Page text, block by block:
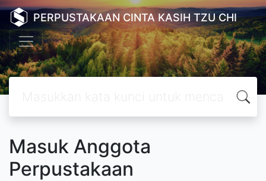
PERPUSTAKAAN CINTA KASIH TZU CHI
Masuk Anggota
Perpustakaan